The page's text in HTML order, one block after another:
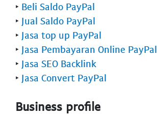
‣ Beli Saldo PayPal
‣ Jual Saldo PayPal
‣ Jasa top up PayPal
‣ Jasa Pembayaran Online PayPal
‣ Jasa SEO Backlink
‣ Jasa Convert PayPal
Business profile